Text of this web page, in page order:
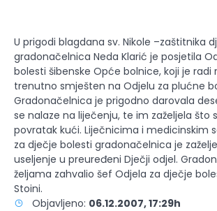
U prigodi blagdana sv. Nikole –zaštitnika
gradonačelnica Neda Klarić je posjetila
bolesti šibenske Opće bolnice, koji je radi
trenutno smješten na Odjelu za plućne
Gradonačelnica je prigodno darovala
se nalaze na liječenju, te im zaželjela što
povratak kući. Liječnicima i medicinskim
za dječje bolesti gradonačelnica je
useljenje u preuređeni Dječji odjel.
željama zahvalio šef Odjela za dječje
Stoini.
Objavljeno: 06.12.2007, 17:29h